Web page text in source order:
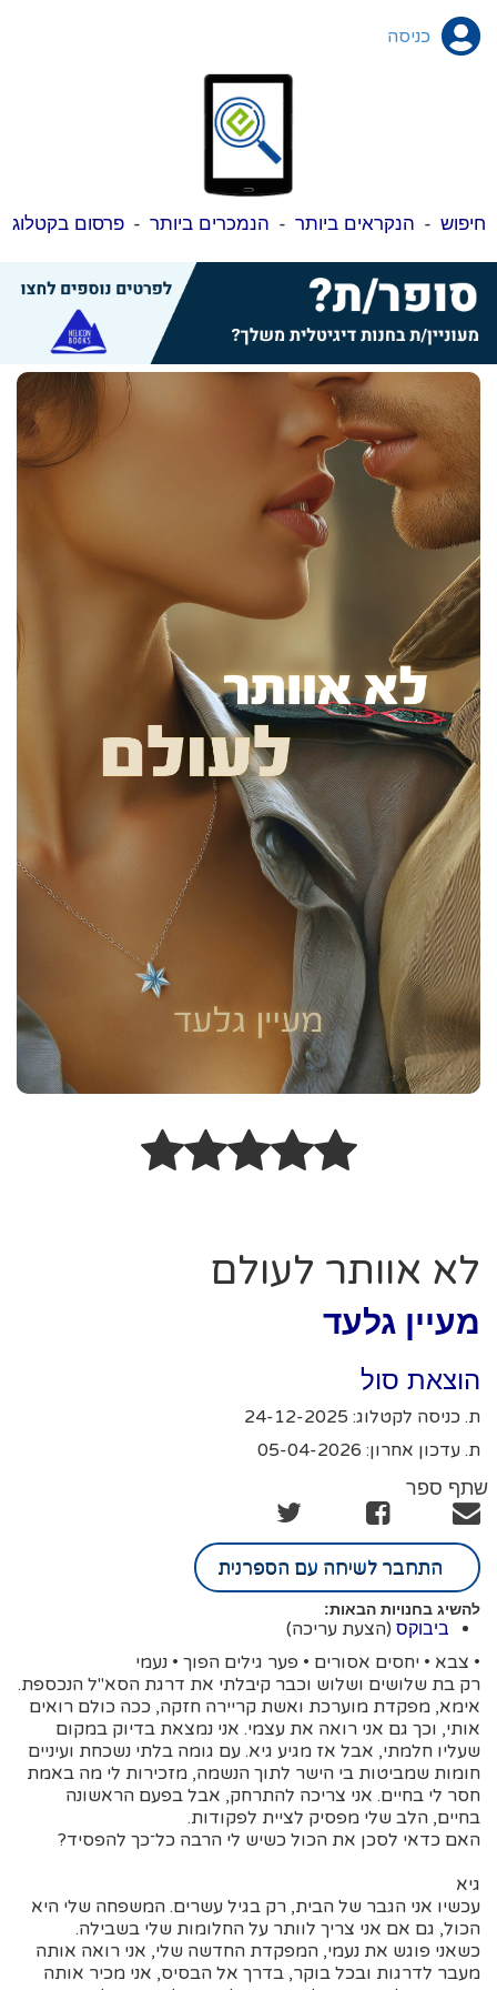
כניסה
חיפוש - הנקראים ביותר - הנמכרים ביותר -פרסום בקטלוג
לא אוותר לעולם
מעיין גלעד
הוצאת סול
ת. כניסה לקטלוג: 24-12-2025
ת. עדכון אחרון: 05-04-2026
שתף ספר
התחבר לשיחה עם הספרנית
להשיג בחנויות הבאות:
ביבוקס (הצעת עריכה)
• צבא • יחסים אסורים • פער גילים הפוך • נעמי
רק בת שלושים ושלוש וכבר קיבלתי את דרגת הסא"ל הנכספת.
אימא, מפקדת מוערכת ואשת קריירה חזקה, ככה כולם רואים
אותי, וכך גם אני רואה את עצמי. אני נמצאת בדיוק במקום
שעליו חלמתי, אבל אז מגיע גיא. עם גומה בלתי נשכחת ועיניים
חומות שמביטות בי הישר לתוך הנשמה, מזכירות לי מה באמת
חסר לי בחיים. אני צריכה להתרחק, אבל בפעם הראשונה
בחיים, הלב שלי מפסיק לציית לפקודות.
האם כדאי לסכן את הכול כשיש לי הרבה כל־כך להפסיד?
גיא
עכשיו אני הגבר של הבית, רק בגיל עשרים. המשפחה שלי היא
הכול, גם אם אני צריך לוותר על החלומות שלי בשבילה.
כשאני פוגש את נעמי, המפקדת החדשה שלי, אני רואה אותה
מעבר לדרגות ובכל בוקר, בדרך אל הבסיס, אני מכיר אותה